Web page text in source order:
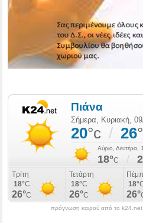
πρόγνωση καιρού από το k24.net